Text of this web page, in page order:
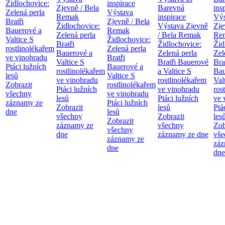
Židlochovice:
Zelená perla
Bratři
Bauerové a
Valtice S
rostlinolékařem
ve vinohradu
Ptáci lužních
lesů
Zobrazit
všechny
záznamy ze
dne
Zjevně / Bela
Remak
Židlochovice:
Zelená perla
Bratři
Bauerové a
Valtice S
rostlinolékařem
ve vinohradu
Ptáci lužních
lesů
Zobrazit
všechny
záznamy ze
dne
inspirace
Výstava
Zjevně / Bela
Remak
Židlochovice:
Zelená perla
Bratři
Bauerové a
Valtice S
rostlinolékařem
ve vinohradu
Ptáci lužních
lesů
Zobrazit
všechny
záznamy ze
dne
Barevná
inspirace
Výstava Zjevně
/ Bela Remak
Židlochovice:
Zelená perla
Bratři Bauerové
a Valtice S
rostlinolékařem
ve vinohradu
Ptáci lužních
lesů
Zobrazit
všechny
záznamy ze dne
ve
dne